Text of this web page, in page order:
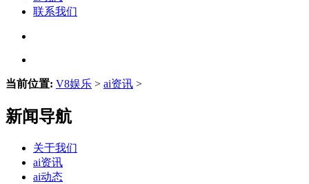
联系我们
当前位置: V8娱乐 > ai资讯 >
新闻导航
关于我们
ai资讯
ai动态